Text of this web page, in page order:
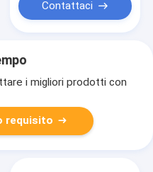
Contattaci
i migliori prodotti con
requisito